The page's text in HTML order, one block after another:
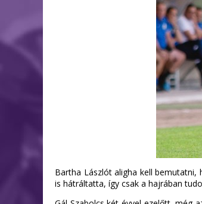
Bartha Lászlót aligha kell bemutatni,
is hátráltatta, így csak a hajrában